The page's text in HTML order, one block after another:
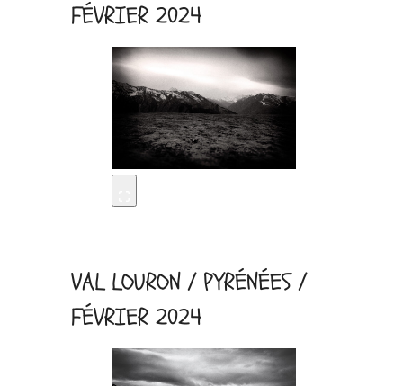
FÉVRIER 2024
VAL LOURON / PYRÉNÉES /
FÉVRIER 2024